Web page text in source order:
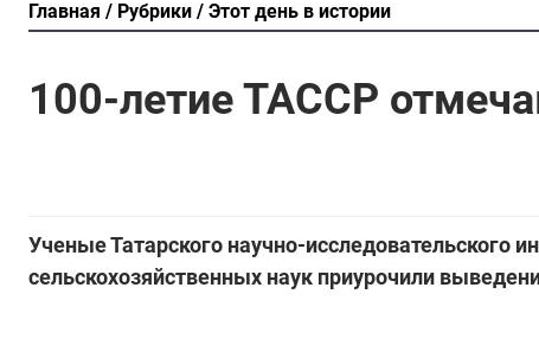
Главная Рубрики Этот день в истории
100-летие ТАССР
Ученые Татарского научно-исследовательского
сельскохозяйственных наук приурочили